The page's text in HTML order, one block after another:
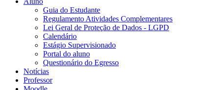
Guia do Estudante
Regulamento Atividades Complementares
Lei Geral de Proteção de Dados - LGPD
Calendário
Estágio Supervisionado
Portal do aluno
Questionário do Egresso
Notícias
Professor